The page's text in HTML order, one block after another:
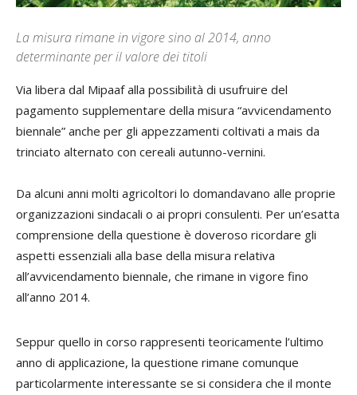
La misura rimane in vigore sino al 2014, anno
determinante per il valore dei titoli
Via libera dal Mipaaf alla possibilità di usufruire del
pagamento supplementare della misura “avvicendamento
biennale” anche per gli appezzamenti coltivati a mais da
trinciato alternato con cereali autunno-vernini.
Da alcuni anni molti agricoltori lo domandavano alle proprie
organizzazioni sindacali o ai propri consulenti. Per un’esatta
comprensione della questione è doveroso ricordare gli
aspetti essenziali alla base della misura relativa
all’avvicendamento biennale, che rimane in vigore fino
all’anno 2014.
Seppur quello in corso rappresenti teoricamente l’ultimo
anno di applicazione, la questione rimane comunque
particolarmente interessante se si considera che il monte